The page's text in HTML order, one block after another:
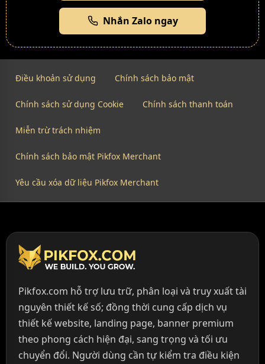
Nhắn Zalo ngay
Điều khoản sử dụng Chính sách bảo mật
Chính sách sử dụng Cookie Chính sách thanh toán
Miễn trừ trách nhiệm
Chính sách bảo mật Pikfox Merchant
Yêu cầu xóa dữ liệu Pikfox Merchant
Pikfox.com hỗ trợ lưu trữ, phân loại và truy xuất tài
nguyên thiết kế số; đồng thời cung cấp dịch vụ
thiết kế website, landing page, banner premium
theo phong cách hiện đại, sang trọng và tối ưu
chuyển đổi. Người dùng cần tự kiểm tra điều kiện